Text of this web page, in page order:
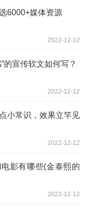
6000+媒体资源
2022-12-12
的宣传软文如何写？
2022-12-12
小常识，效果立竿见
2022-12-12
影有哪些(金泰熙的
2022-12-12